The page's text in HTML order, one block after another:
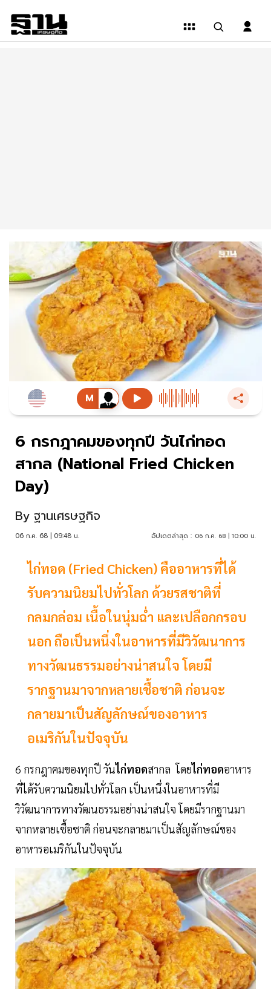
6 กรกฎาคมของทุกปี วันไก่ทอด
สากล (National Fried Chicken
Day)
By ฐานเศรษฐกิจ
06 ก.ค. 68 | 09:48 น. อัปเดตล่าสุด : 06 ก.ค. 68 | 10:00 น.
ไก่ทอด (Fried Chicken) คืออาหารที่ได้
รับความนิยมไปทั่วโลก ด้วยรสชาติที่
กลมกล่อม เนื้อในนุ่มฉ่ำ และเปลือกกรอบ
นอก ถือเป็นหนึ่งในอาหารที่มีวิวัฒนาการ
ทางวัฒนธรรมอย่างน่าสนใจ โดยมี
รากฐานมาจากหลายเชื้อชาติ ก่อนจะ
กลายมาเป็นสัญลักษณ์ของอาหาร
อเมริกันในปัจจุบัน
6 กรกฎาคมของทุกปี วันไก่ทอดสากล โดยไก่ทอดอาหาร
ที่ได้รับความนิยมไปทั่วโลก เป็นหนึ่งในอาหารที่มี
วิวัฒนาการทางวัฒนธรรมอย่างน่าสนใจ โดยมีรากฐานมา
จากหลายเชื้อชาติ ก่อนจะกลายมาเป็นสัญลักษณ์ของ
อาหารอเมริกันในปัจจุบัน